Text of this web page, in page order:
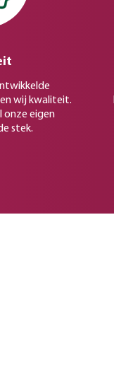
wij kwaliteit.
onze eigen
stek.